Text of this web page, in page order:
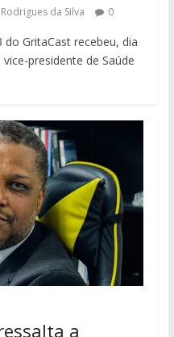
da Silva 0
GritaCast recebeu, dia
presidente de Saúde
a